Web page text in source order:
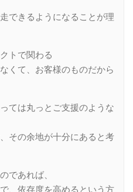
できるようになることが理
トで関わる
くて、お客様のものだから
ては丸っとご支援のような
その余地が十分にあると考
であれば、
、依存度を高めるという方